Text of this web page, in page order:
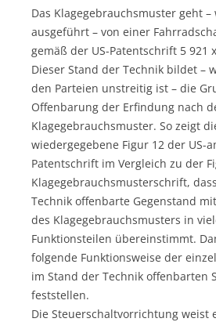
Das Klagegebrauchsmuster geht
ausgeführt – von einer
gemäß der US-Patentschrift 5 921
Dieser Stand der Technik bildet –
den Parteien unstreitig ist – die
Offenbarung der Erfindung nach
Klagegebrauchsmuster. So zeigt
wiedergegebene Figur 12 der US-
Patentschrift im Vergleich zu der
Klagegebrauchsmusterschrift,
Technik offenbarte Gegenstand
des Klagegebrauchsmusters in
Funktionsteilen übereinstimmt.
folgende Funktionsweise der
im Stand der Technik offenbarten
feststellen.
Die Steuerschaltvorrichtung weist